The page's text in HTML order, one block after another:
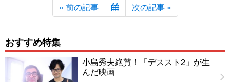
« 前の記事 次の記事 »
おすすめ特集
小島秀夫絶賛！「デススト2」が生
んだ映画